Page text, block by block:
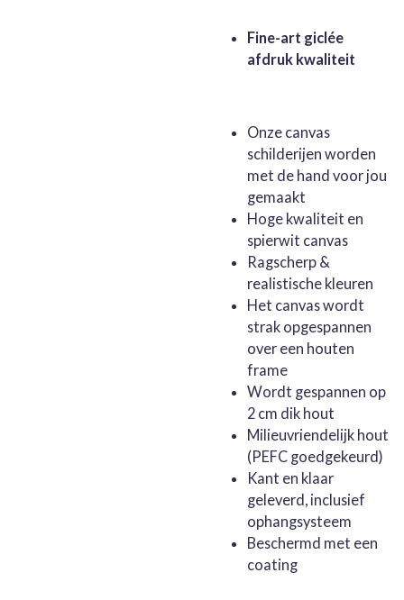
Fine-art giclée
afdruk kwaliteit
Onze canvas
schilderijen worden
met de hand voor jou
gemaakt
Hoge kwaliteit en
spierwit canvas
Ragscherp &
realistische kleuren
Het canvas wordt
strak opgespannen
over een houten
frame
Wordt gespannen op
2 cm dik hout
Milieuvriendelijk hout
(PEFC goedgekeurd)
Kant en klaar
geleverd, inclusief
ophangsysteem
Beschermd met een
coating